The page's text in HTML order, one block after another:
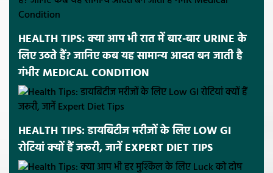
HEALTH TIPS: क्या आप भी रात में बार-बार URINE के
लिए उठते हैं? जानिए कब यह सामान्य आदत बन जाती है
गंभीर MEDICAL CONDITION
HEALTH TIPS: डायबिटीज मरीजों के लिए LOW GI
रोटियां क्यों हैं जरूरी, जानें EXPERT DIET TIPS